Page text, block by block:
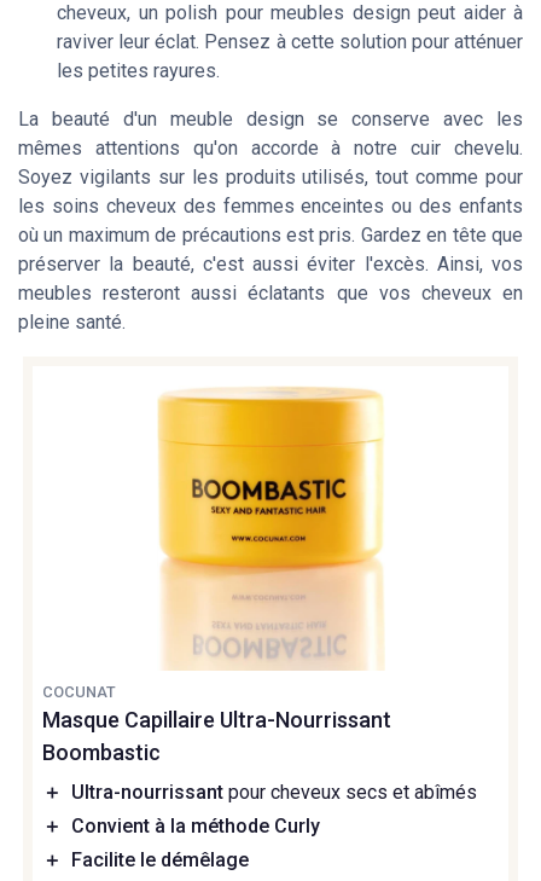
cheveux, un polish pour meubles design peut aider à
raviver leur éclat. Pensez à cette solution pour atténuer
les petites rayures.
La beauté d'un meuble design se conserve avec les
mêmes attentions qu'on accorde à notre cuir chevelu.
Soyez vigilants sur les produits utilisés, tout comme pour
les soins cheveux des femmes enceintes ou des enfants
où un maximum de précautions est pris. Gardez en tête que
préserver la beauté, c'est aussi éviter l'excès. Ainsi, vos
meubles resteront aussi éclatants que vos cheveux en
pleine santé.
COCUNAT
Masque Capillaire Ultra-Nourrissant
Boombastic
＋ Ultra-nourrissant pour cheveux secs et abîmés
＋
Convient à la méthode Curly
＋
Facilite le démêlage